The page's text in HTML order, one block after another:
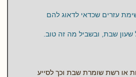
עזרים שכדאי לדאוג להם
שבת, ובשביל מה זה טוב.
או רשת שומרת שבת וכך לסייע